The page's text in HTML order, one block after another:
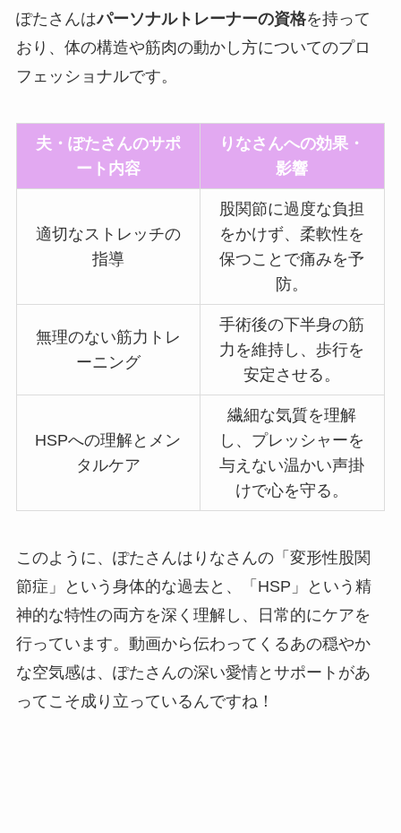
ぽたさんはパーソナルトレーナーの資格を持って
おり、体の構造や筋肉の動かし方についてのプロ
フェッショナルです。
夫・ぽたさんのサポ
ート内容
りなさんへの効果・
影響
適切なストレッチの
指導
股関節に過度な負担
をかけず、柔軟性を
保つことで痛みを予
防。
無理のない筋力トレ
ーニング
手術後の下半身の筋
力を維持し、歩行を
安定させる。
HSPへの理解とメン
タルケア
繊細な気質を理解
し、プレッシャーを
与えない温かい声掛
けで心を守る。
このように、ぽたさんはりなさんの「変形性股関
節症」という身体的な過去と、「HSP」という精
神的な特性の両方を深く理解し、日常的にケアを
行っています。動画から伝わってくるあの穏やか
な空気感は、ぽたさんの深い愛情とサポートがあ
ってこそ成り立っているんですね！